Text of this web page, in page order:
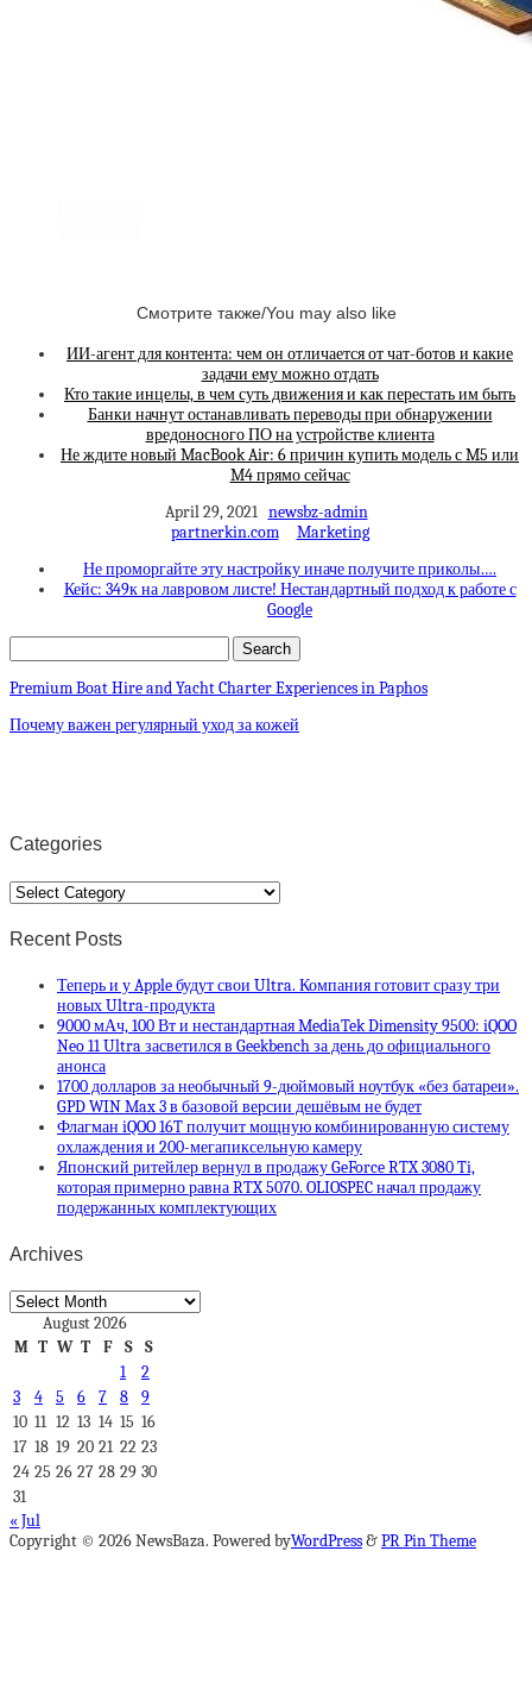
Смотрите также/You may also like
ИИ-агент для контента: чем он отличается от чат-ботов и какие
задачи ему можно отдать
Кто такие инцелы, в чем суть движения и как перестать им быть
Банки начнут останавливать переводы при обнаружении
вредоносного ПО на устройстве клиента
Не ждите новый MacBook Air: 6 причин купить модель с M5 или
M4 прямо сейчас
April 29, 2021 newsbz-admin
partnerkin.com
Marketing
Не проморгайте эту настройку иначе получите приколы….
Кейс: 349к на лавровом листе! Нестандартный подход к работе с
Google
Premium Boat Hire and Yacht Charter Experiences in Paphos
Почему важен регулярный уход за кожей
Categories
Categories
Recent Posts
Теперь и у Apple будут свои Ultra. Компания готовит сразу три
новых Ultra-продукта
9000 мАч, 100 Вт и нестандартная MediaTek Dimensity 9500: iQOO
Neo 11 Ultra засветился в Geekbench за день до официального
анонса
1700 долларов за необычный 9-дюймовый ноутбук «без батареи».
GPD WIN Max 3 в базовой версии дешёвым не будет
Флагман iQOO 16T получит мощную комбинированную систему
охлаждения и 200-мегапиксельную камеру
Японский ритейлер вернул в продажу GeForce RTX 3080 Ti,
которая примерно равна RTX 5070. OLIOSPEC начал продажу
подержанных комплектующих
Archives
Archives
August 2026
M T W T F S
S
1
2
3
4 5 6 7 8
9
10 11 12 13 14 15 16
17 18 19 20 21 22 23
24 25 26 27 28 29 30
31
« Jul
Copyright © 2026 NewsBaza. Powered byWordPress&PR Pin Theme